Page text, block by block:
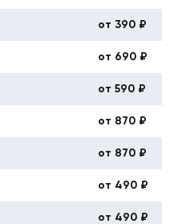
от 390 ₽
от 690 ₽
от 590 ₽
от 870 ₽
от 870 ₽
от 490 ₽
от 490 ₽